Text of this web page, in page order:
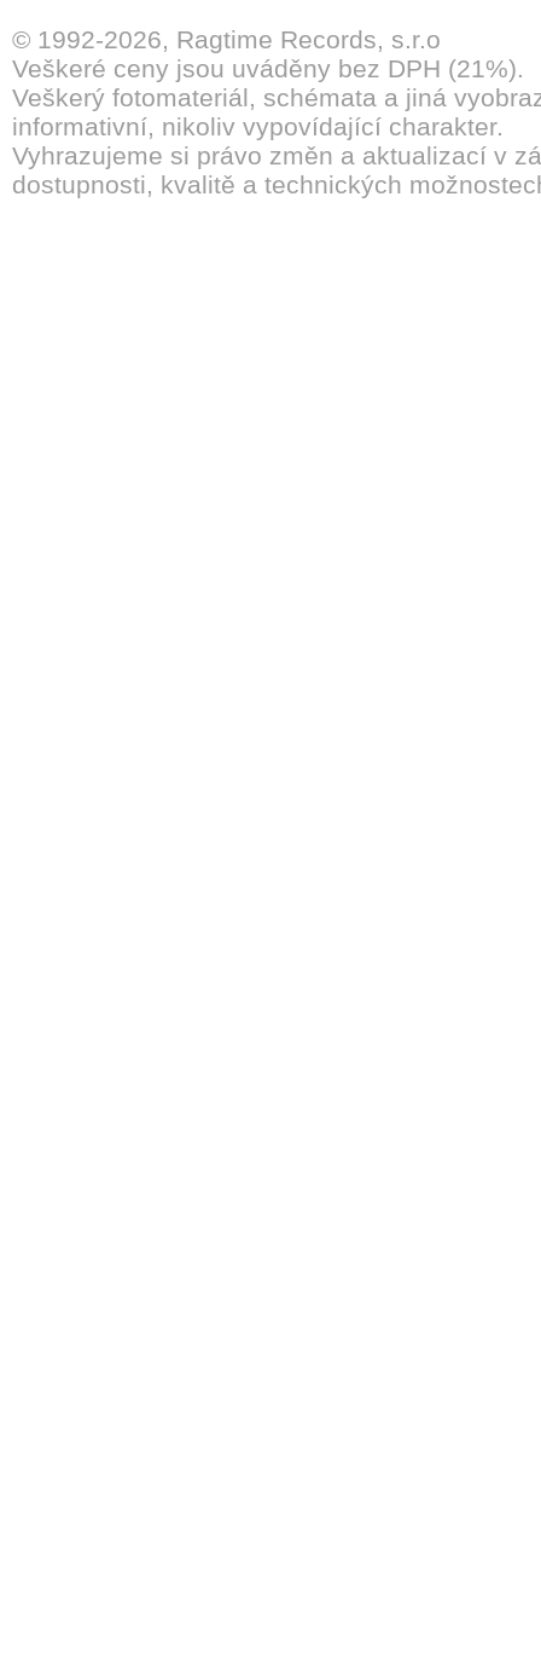
© 1992-2026, Ragtime Records, s.r.o
Veškeré ceny jsou uváděny bez DPH (21%).
Veškerý fotomateriál, schémata a jiná
informativní, nikoliv vypovídající charakter.
Vyhrazujeme si právo změn a aktualizací v
dostupnosti, kvalitě a technických